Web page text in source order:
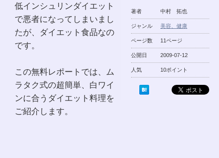
著者 中村 拓也
ジャンル 美容、健康
ページ数 11ページ
公開日 2009-07-12
人気 10ポイント
低インシュリンダイエット
で悪者になってしまいまし
たが、ダイエット食品なの
です。
この無料レポートでは、ム
ラタク式の超簡単、白ワイ
ンに合うダイエット料理を
ご紹介します。